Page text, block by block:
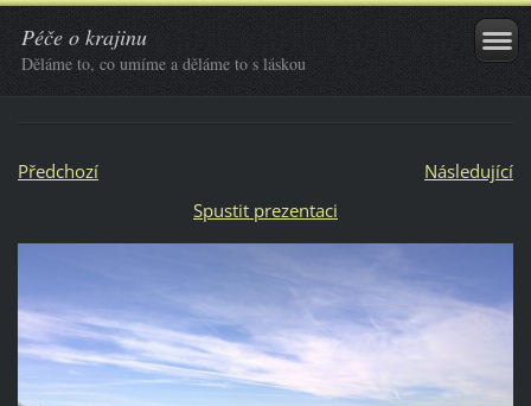
Péče o krajinu
Děláme to, co umíme a děláme to s láskou
Předchozí
Následující
Spustit prezentaci